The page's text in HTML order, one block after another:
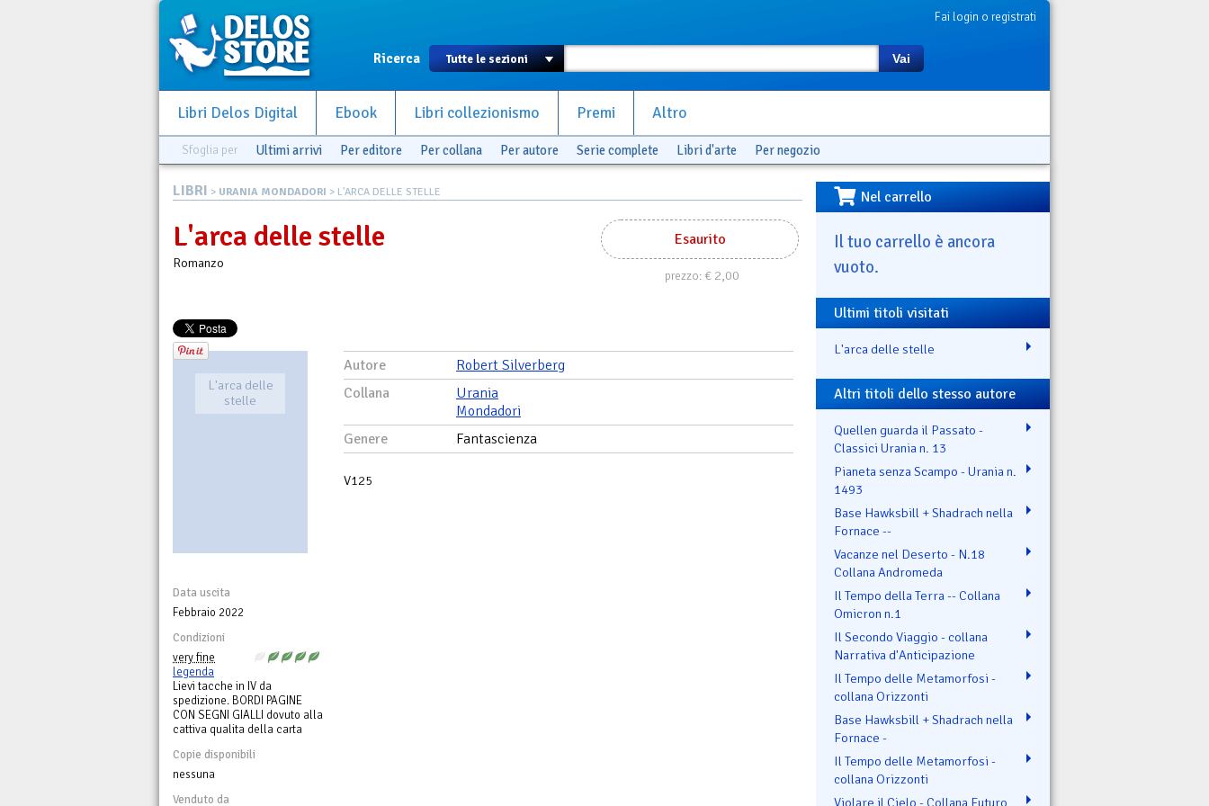
Fai login o registrati
Ricerca Vai
Libri Delos Digital Ebook Libri collezionismo Premi Altro
Sfoglia per Ultimi arrivi Per editore Per collana Per autore Serie complete Libri d'arte Per negozio
LIBRI > URANIA MONDADORI > L'ARCA DELLE STELLE
Esaurito
prezzo:€ 2,00
L'arca delle stelle
Romanzo
L'arca delle
stelle
Data uscita
Febbraio 2022
Condizioni
very fine
legenda
Lievi tacche in IV da
spedizione. BORDI PAGINE
CON SEGNI GIALLI dovuto alla
cattiva qualita della carta
Copie disponibili
nessuna
Venduto da
Autore
Robert Silverberg
Collana
Urania
Mondadori
Genere
Fantascienza
V125
Nel carrello
Il tuo carrello è ancora
vuoto.
Ultimi titoli visitati
L'arca delle stelle
Altri titoli dello stesso autore
Quellen guarda il Passato -
Classici Urania n. 13
Pianeta senza Scampo - Urania n.
1493
Base Hawksbill + Shadrach nella
Fornace --
Vacanze nel Deserto - N.18
Collana Andromeda
Il Tempo della Terra -- Collana
Omicron n.1
Il Secondo Viaggio - collana
Narrativa d'Anticipazione
Il Tempo delle Metamorfosi -
collana Orizzonti
Base Hawksbill + Shadrach nella
Fornace -
Il Tempo delle Metamorfosi -
collana Orizzonti
Violare il Cielo - Collana Futuro